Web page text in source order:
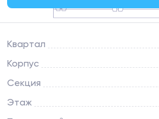
Квартал
Корпус
Секция
Этаж